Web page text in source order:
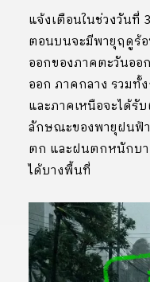
แจ้งเตือนในช่วงวันที่
ตอนบนจะมีพายุฤดูร้
ออกของภาคตะวันออ
ออก ภาคกลาง รวม
และภาคเหนือจะได้รั
ลักษณะของพายุฝนฟ้า
ตก และฝนตกหนักบา
ได้บางพื้นที่